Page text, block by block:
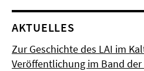
AKTUELLES
Zur Geschichte des LAI im
Veröffentlichung im Band